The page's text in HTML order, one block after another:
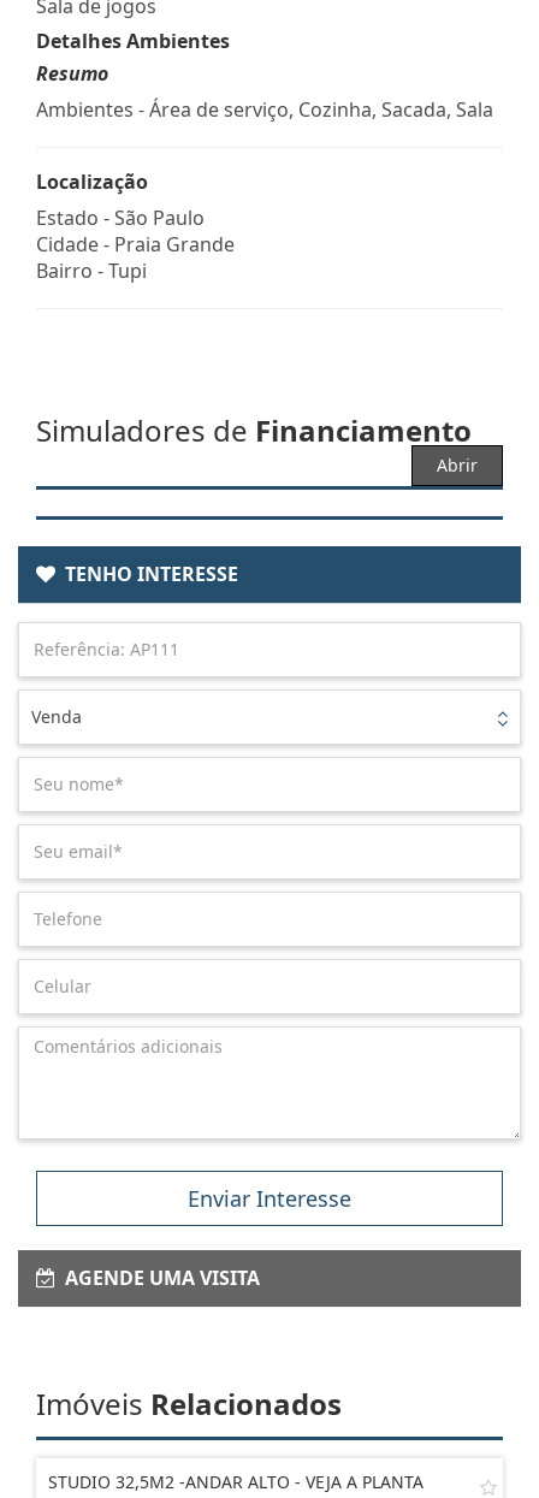
Sala de jogos
Detalhes Ambientes
Resumo
Ambientes - Área de serviço, Cozinha, Sacada, Sala
Localização
Estado -São Paulo
Cidade - Praia Grande
Bairro -Tupi
Simuladores de Financiamento
Abrir
TENHO INTERESSE
Venda
Enviar Interesse
AGENDE UMA VISITA
Imóveis Relacionados
STUDIO 32,5M2 -ANDAR ALTO - VEJA A PLANTA